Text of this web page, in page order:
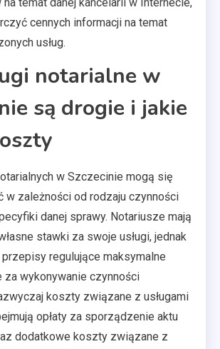
cennych informacji na temat
usług.
notarialne w
są drogie i jakie
w Szczecinie mogą się
w zależności od rodzaju czynności
danej sprawy. Notariusze mają
stawki za swoje usługi, jednak
regulujące maksymalne
za wykonywanie czynności
koszty związane z usługami
opłaty za sporządzenie aktu
dodatkowe koszty związane z